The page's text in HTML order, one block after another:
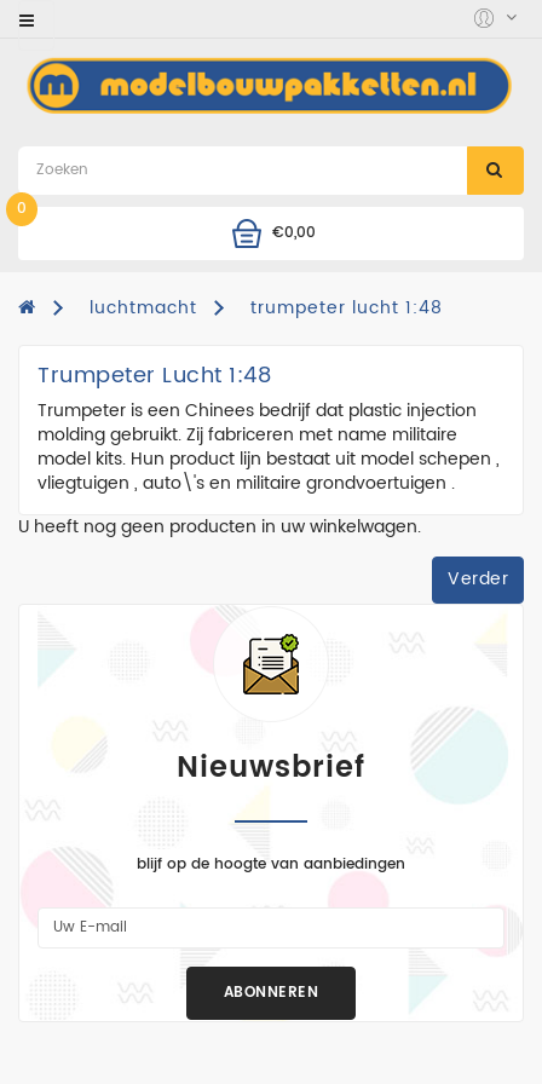
0
€0,00
Category
accessoires
auto's
motoren
combinatie
diorama
figuren
helikopters
landmacht
marine
Modeltreinen
Vaartuigen
Vliegtuigen
RC
Voertuigen
trucks
luchtmacht trumpeter lucht 1:48
Trumpeter Lucht 1:48
Trumpeter is een Chinees bedrijf dat plastic injection
molding gebruikt. Zij fabriceren met name militaire
model kits. Hun product lijn bestaat uit model schepen ,
vliegtuigen , auto\'s en militaire grondvoertuigen .
U heeft nog geen producten in uw winkelwagen.
Verder
Nieuwsbrief
blijf op de hoogte van aanbiedingen
ABONNEREN